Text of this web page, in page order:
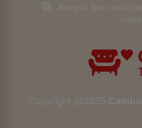
Copyright @2025
Acepto las